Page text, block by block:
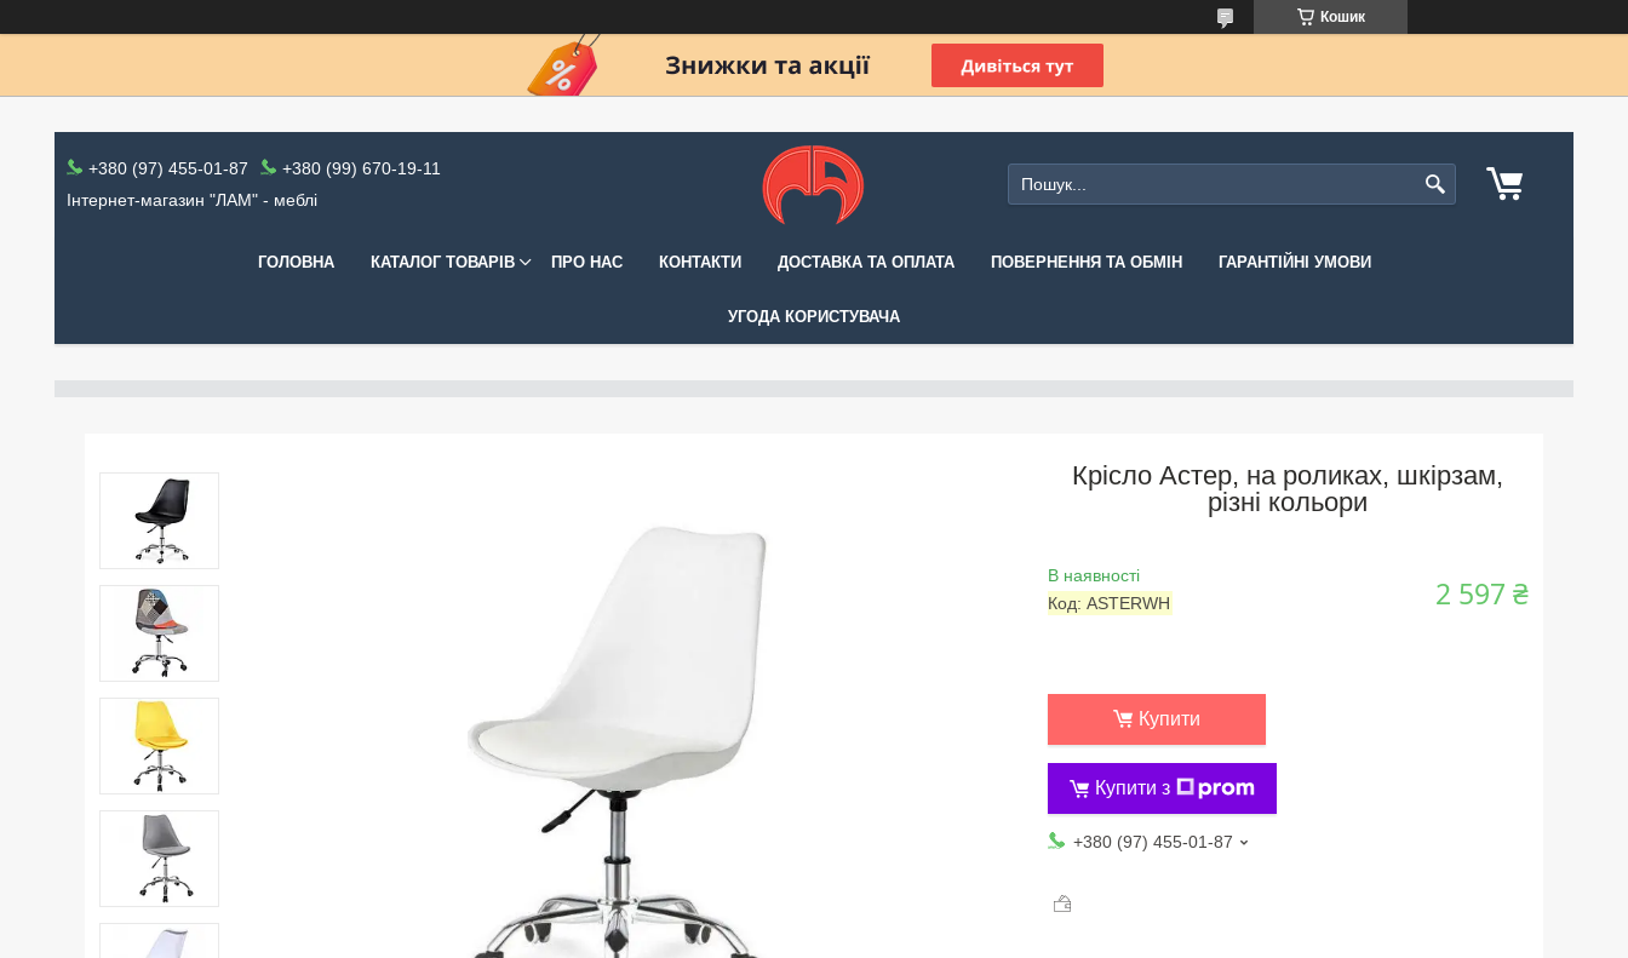
Кошик
+380 (97) 455-01-87
+380 (99) 670-19-11
Інтернет-магазин "ЛАМ" - меблі
ГОЛОВНА КАТАЛОГ ТОВАРІВ ПРО НАС КОНТАКТИ ДОСТАВКА ТА ОПЛАТА ПОВЕРНЕННЯ ТА ОБМІН ГАРАНТІЙНІ УМОВИ
УГОДА КОРИСТУВАЧА
Крісло Астер, на роликах, шкірзам,
різні кольори
В наявності
Код: ASTERWH 2 597 ₴
Купити
Купити з
+380 (97) 455-01-87